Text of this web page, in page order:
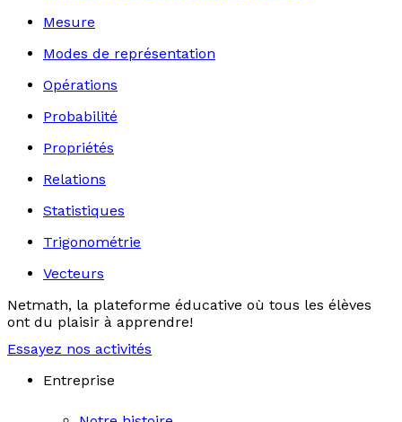
Mesure
Modes de représentation
Opérations
Probabilité
Propriétés
Relations
Statistiques
Trigonométrie
Vecteurs
Netmath, la plateforme éducative où tous les élèves
ont du plaisir à apprendre!
Essayez nos activités
Entreprise